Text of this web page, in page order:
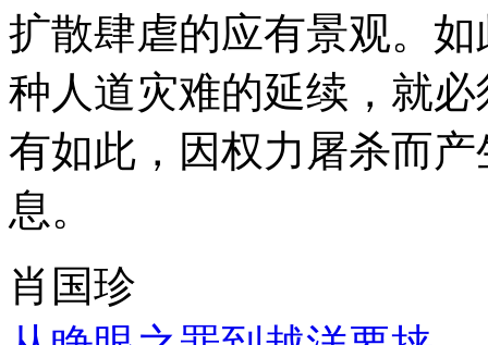
扩散肆虐的应有景观。
种人道灾难的延续，就
有如此，因权力屠杀而
息。
肖国珍